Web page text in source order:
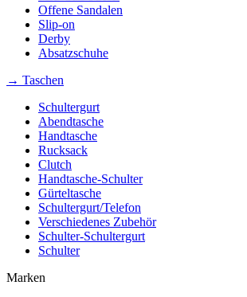
Offene Sandalen
Slip-on
Derby
Absatzschuhe
→ Taschen
Schultergurt
Abendtasche
Handtasche
Rucksack
Clutch
Handtasche-Schulter
Gürteltasche
Schultergurt/Telefon
Verschiedenes Zubehör
Schulter-Schultergurt
Schulter
Marken